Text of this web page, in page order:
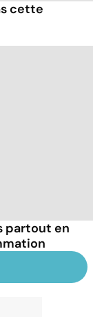
cette
partout en